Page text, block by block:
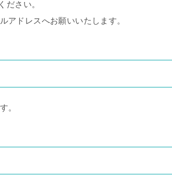
ださい。
アドレスへお願いいたします。
。